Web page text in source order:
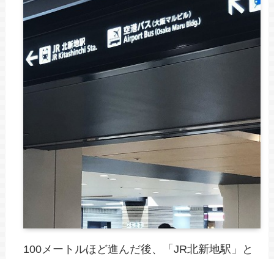
100メートルほど進んだ後、「JR北新地駅」と